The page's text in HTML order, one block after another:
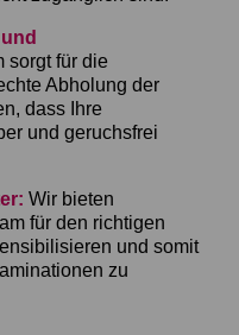
sorgt für die
Abholung der
dass Ihre
und geruchsfrei
Wir bieten
für den richtigen
und somit
zu